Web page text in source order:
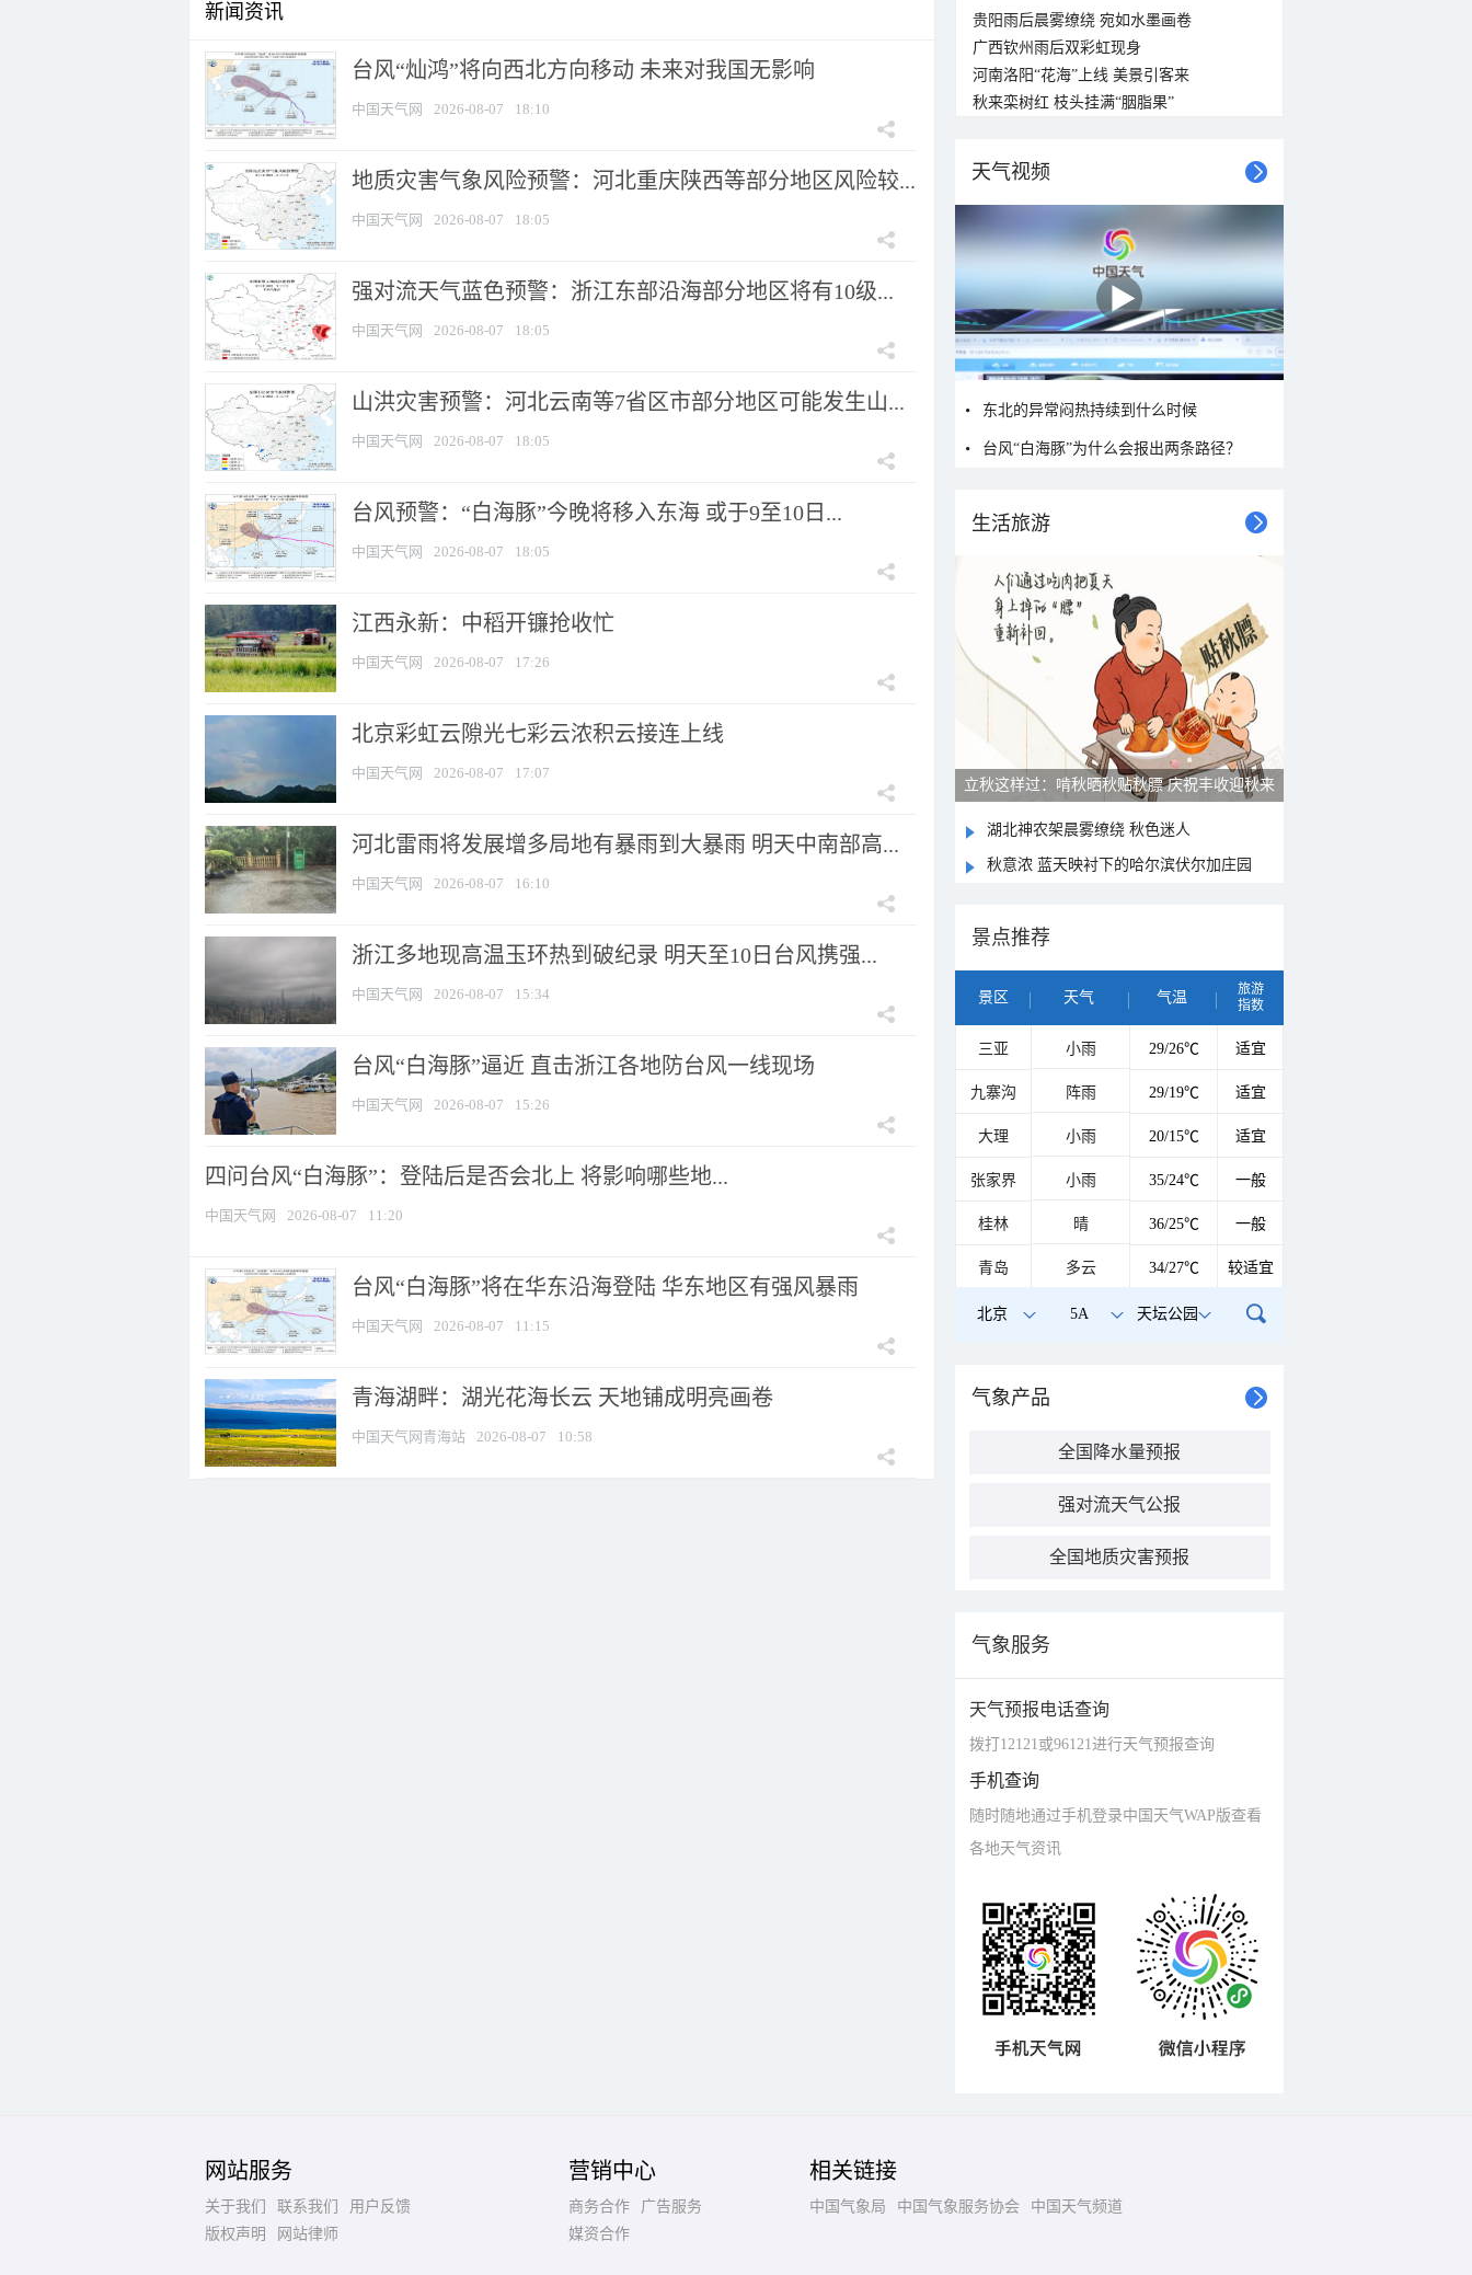
新闻资讯
台风“灿鸿”将向西北方向移动 未来对我国无影响
中国天气网 2026-08-07 18:10
地质灾害气象风险预警：河北重庆陕西等部分地区风险较...
中国天气网 2026-08-07 18:05
强对流天气蓝色预警：浙江东部沿海部分地区将有10级...
中国天气网 2026-08-07 18:05
山洪灾害预警：河北云南等7省区市部分地区可能发生山...
中国天气网 2026-08-07 18:05
台风预警：“白海豚”今晚将移入东海 或于9至10日...
中国天气网 2026-08-07 18:05
江西永新：中稻开镰抢收忙
中国天气网 2026-08-07 17:26
北京彩虹云隙光七彩云浓积云接连上线
中国天气网 2026-08-07 17:07
河北雷雨将发展增多局地有暴雨到大暴雨 明天中南部高...
中国天气网 2026-08-07 16:10
浙江多地现高温玉环热到破纪录 明天至10日台风携强...
中国天气网 2026-08-07 15:34
台风“白海豚”逼近 直击浙江各地防台风一线现场
中国天气网 2026-08-07 15:26
四问台风“白海豚”：登陆后是否会北上 将影响哪些地...
中国天气网 2026-08-07 11:20
台风“白海豚”将在华东沿海登陆 华东地区有强风暴雨
中国天气网 2026-08-07 11:15
青海湖畔：湖光花海长云 天地铺成明亮画卷
中国天气网青海站 2026-08-07 10:58
贵阳雨后晨雾缭绕 宛如水墨画卷
广西钦州雨后双彩虹现身
河南洛阳“花海”上线 美景引客来
秋来栾树红 枝头挂满“胭脂果”
天气视频
东北的异常闷热持续到什么时候
台风“白海豚”为什么会报出两条路径？
生活旅游
立秋这样过：啃秋晒秋贴秋膘 庆祝丰收迎秋来
湖北神农架晨雾缭绕 秋色迷人
秋意浓 蓝天映衬下的哈尔滨伏尔加庄园
景点推荐
景区 天气 气温
旅游
指数
三亚 小雨 29/26℃ 适宜
九寨沟 阵雨 29/19℃ 适宜
大理 小雨 20/15℃ 适宜
张家界 小雨 35/24℃ 一般
桂林 晴 36/25℃ 一般
青岛 多云 34/27℃ 较适宜
北京 5A 天坛公园
气象产品
全国降水量预报
强对流天气公报
全国地质灾害预报
气象服务
天气预报电话查询
拨打12121或96121进行天气预报查询
手机查询
随时随地通过手机登录中国天气WAP版查看
各地天气资讯
网站服务
关于我们 联系我们
用户反馈
版权声明
网站律师
营销中心
商务合作
广告服务
媒资合作
相关链接
中国气象局 中国气象服务协会 中国天气频道